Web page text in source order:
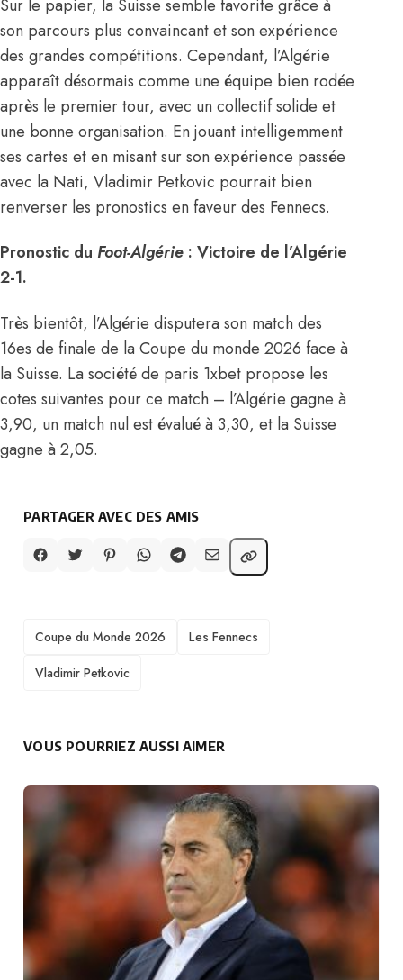
Sur le papier, la Suisse semble favorite grâce à
son parcours plus convaincant et son expérience
des grandes compétitions. Cependant, l’Algérie
apparaît désormais comme une équipe bien rodée
après le premier tour, avec un collectif solide et
une bonne organisation. En jouant intelligemment
ses cartes et en misant sur son expérience passée
avec la Nati, Vladimir Petkovic pourrait bien
renverser les pronostics en faveur des Fennecs.
Pronostic du Foot-Algérie : Victoire de l’Algérie
2-1.
Très bientôt, l’Algérie disputera son match des
16es de finale de la Coupe du monde 2026 face à
la Suisse. La société de paris 1xbet propose les
cotes suivantes pour ce match – l’Algérie gagne à
3,90, un match nul est évalué à 3,30, et la Suisse
gagne à 2,05.
PARTAGER AVEC DES AMIS
TAGS
Coupe du Monde 2026
Les Fennecs
Vladimir Petkovic
VOUS POURRIEZ AUSSI AIMER